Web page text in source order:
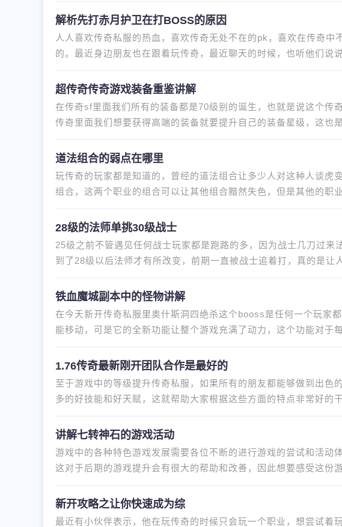
解析先打赤月护卫在打BOSS的原因
人人喜欢传奇私服的热血，喜欢传奇无处不在的pk，喜欢在传奇中
的。最近身边朋友也在跟着玩传奇，最近聊天的时候，也听他们说
超传奇传奇游戏装备重鉴讲解
在传奇sf里面我们所有的装备都是70级别的诞生，也就是说这个传
传奇里面我们想要获得高端的装备就要提升自己的装备星级，这也
道法组合的弱点在哪里
玩传奇的玩家都是知道的，曾经的道法组合让多少人对这种人谈虎
组合，这两个职业的组合可以让其他组合黯然失色，但是其他的职
28级的法师单挑30级战士
25级之前不管遇见任何战士玩家都是跑路的多，因为战士几刀过来
到了28级以后法师才有所改变，前期一直被战士追着打，真的是让
铁血魔城副本中的怪物讲解
在今天新开传奇私服里奥什斯洞四绝杀这个booss是任何一个玩家
能移动，可是它的全新功能让整个游戏充满了动力，这个功能对于
1.76传奇最新刚开团队合作是最好的
至于游戏中的等级提升传奇私服，如果所有的朋友都能够做到出色
多的好技能和好天赋，这就帮助大家根据这些方面的特点非常好的
讲解七转神石的游戏活动
游戏中的各种特色游戏发展需要各位不断的进行游戏的尝试和活动
这对于后期的游戏提升会有很大的帮助和改善，因此想要感受这份
新开攻略之让你快速成为综
最近有小伙伴表示，他在玩传奇的时候只会玩一个职业，想尝试着